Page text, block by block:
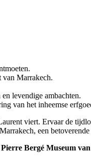
van Marrakech.
levendige ambachten.
van het inheemse
viert. Ervaar de
een
Bergé Museum